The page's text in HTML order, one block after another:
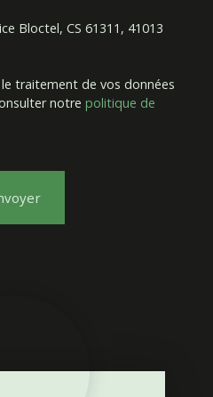
Bloctel, CS 61311, 41013
traitement de vos données
notre politique de